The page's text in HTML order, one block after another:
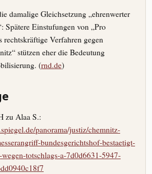
damalige Gleichsetzung „ehrenwerter
Spätere Einstufungen von „Pro
rechtskräftige Verfahren gegen
stützen eher die Bedeutung
(rnd.de)
zu Alaa S.:
panorama/justiz/chemnitz-
bundesgerichtshof-bestaetigt-
totschlags-a-7d0d6631-5947-